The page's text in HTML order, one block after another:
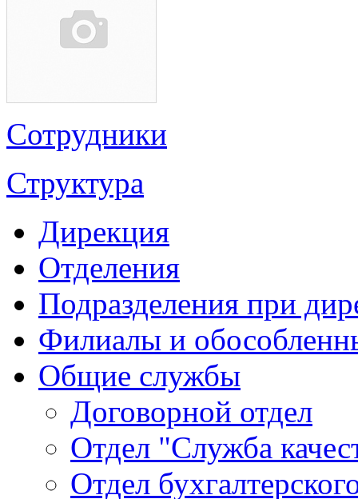
Сотрудники
Структура
Дирекция
Отделения
Подразделения при
Филиалы и
Общие службы
Договорной отдел
Отдел "Служба
Отдел